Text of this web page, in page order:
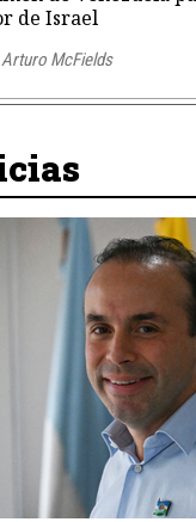
de Israel
Arturo McFields